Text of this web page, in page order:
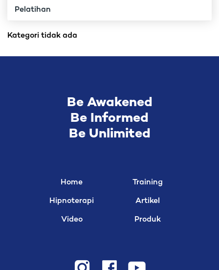
Pelatihan
Kategori tidak ada
Be Awakened
Be Informed
Be Unlimited
Home
Hipnoterapi
Video
Training
Artikel
Produk